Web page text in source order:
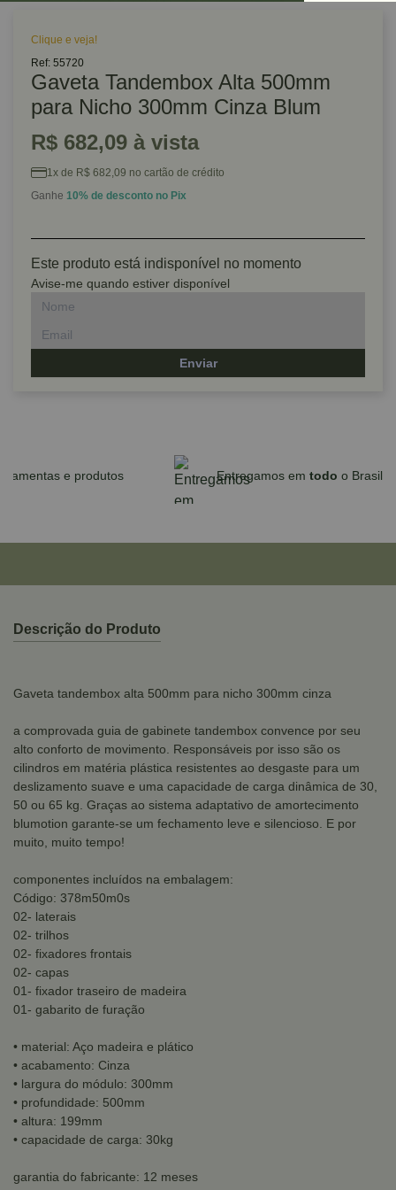
Clique e veja!
Ref: 55720
Gaveta Tandembox Alta 500mm
para Nicho 300mm Cinza Blum
R$ 682,09 à vista
1x de R$ 682,09 no cartão de crédito
Ganhe 10% de desconto no Pix
Este produto está indisponível no momento
Avise-me quando estiver disponível
Enviar
Parcele em até 10x sem juros no cartão
para compras acima de R$590,00
Descrição do Produto
Gaveta tandembox alta 500mm para nicho 300mm cinza
a comprovada guia de gabinete tandembox convence por seu
alto conforto de movimento. Responsáveis por isso são os
cilindros em matéria plástica resistentes ao desgaste para um
deslizamento suave e uma capacidade de carga dinâmica de 30,
50 ou 65 kg. Graças ao sistema adaptativo de amortecimento
blumotion garante-se um fechamento leve e silencioso. E por
muito, muito tempo!
componentes incluídos na embalagem:
Código: 378m50m0s
02- laterais
02- trilhos
02- fixadores frontais
02- capas
01- fixador traseiro de madeira
01- gabarito de furação
• material: Aço madeira e plático
• acabamento: Cinza
• largura do módulo: 300mm
• profundidade: 500mm
• altura: 199mm
• capacidade de carga: 30kg
garantia do fabricante: 12 meses